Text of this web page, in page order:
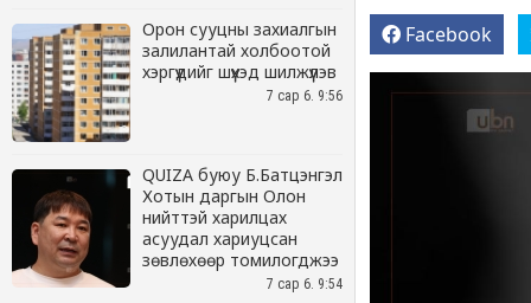
Орон сууцны захиалгын
залилантай холбоотой
хэргүүдийг шүүхэд шилжүүлэв
7 сар 6. 9:56
QUIZA буюу Б.Батцэнгэл
Хотын даргын Олон
нийттэй харилцах
асуудал хариуцсан
зөвлөхөөр томилогджээ
7 сар 6. 9:54